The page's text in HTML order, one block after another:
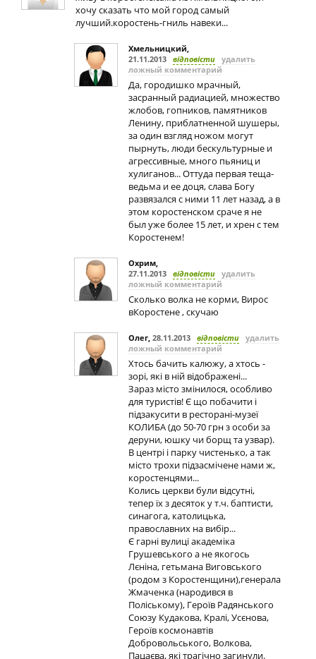
хочу сказать что мой город самый
лучший.коростень-гниль навеки...
Хмельницкий,
21.11.2013 відповісти удалить
ложный комментарий
Да, городишко мрачный,
засранный радиацией, множество
жлобов, гопников, памятников
Ленину, приблатненной шушеры,
за один взгляд ножом могут
пырнуть, люди бескультурные и
агрессивные, много пьяниц и
хулиганов... Оттуда первая теща-
ведьма и ее доця, слава Богу
развязался с ними 11 лет назад, а в
этом коростенском сраче я не
был уже более 15 лет, и хрен с тем
Коростенем!
Охрим,
27.11.2013 відповісти удалить
ложный комментарий
Сколько волка не корми, Вирос
вКоростене , скучаю
Олег, 28.11.2013 відповісти удалить
ложный комментарий
Хтось бачить калюжу, а хтось -
зорі, які в ній відображені...
Зараз місто змінилося, особливо
для туристів! Є що побачити і
підзакусити в ресторані-музеї
КОЛИБА (до 50-70 грн з особи за
деруни, юшку чи борщ та узвар).
В центрі і парку чистенько, а так
місто трохи підзасмічене нами ж,
коростенцями...
Колись церкви були відсутні,
тепер їх з десяток у т.ч. баптисти,
синагога, католицька,
православних на вибір...
Є гарні вулиці академіка
Грушевського а не якогось
Лєніна, гетьмана Виговського
(родом з Коростенщини),генерала
Жмаченка (народився в
Поліському), Героїв Радянського
Союзу Кудакова, Кралі, Усєнова,
Героїв космонавтів
Добровольського, Волкова,
Пацаєва, які трагічно загинули.